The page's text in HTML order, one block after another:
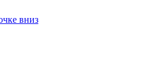
вниз